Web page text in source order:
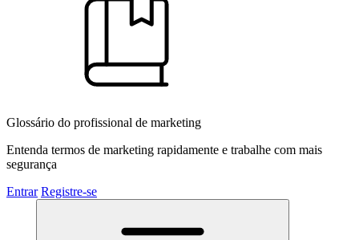
Glossário do profissional de marketing
Entenda termos de marketing rapidamente e trabalhe com mais
segurança
Entrar Registre-se